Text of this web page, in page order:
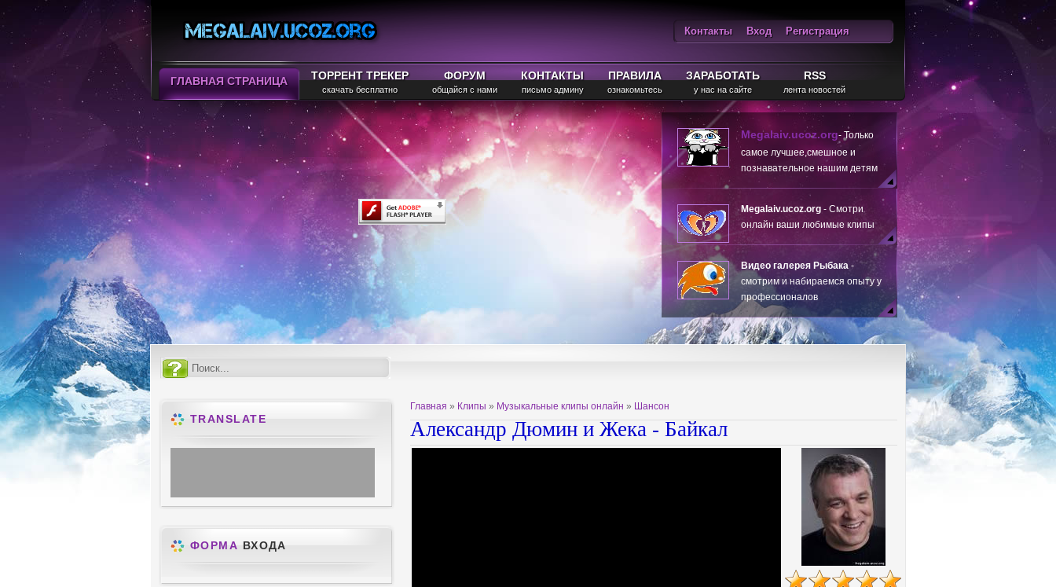
Контакты Вход
Регистрация
ГЛАВНАЯ СТРАНИЦА ТОРРЕНТ ТРЕКЕР
скачать бесплатно
ФОРУМ
общайся с нами
КОНТАКТЫ
письмо админу
ПРАВИЛА
ознакомьтесь
ЗАРАБОТАТЬ
у нас на сайте
RSS
лента новостей
Megalaiv.ucoz.org- Только
самое лучшее,смешное и
познавательное нашим детям
Megalaiv.ucoz.org - Смотри
онлайн ваши любимые клипы
Видео галерея Рыбака -
смотрим и набираемся опыту у
профессионалов
Главная » Клипы » Музыкальные клипы онлайн » Шансон
Александр Дюмин и Жека - Байкал
TRANSLATE
ФОРМА ВХОДА